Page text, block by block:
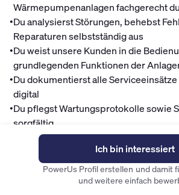
Wärmepumpenanlagen fachgerecht
•Du analysierst Störungen, behebst
Reparaturen selbstständig aus
•Du weist unsere Kunden in die
grundlegenden Funktionen der
•Du dokumentierst alle
digital
•Du pflegst Wartungsprotokolle sowie
sorgfältig
Du gehst freundlich, lösungsorientiert
mit unseren Kunden vor Ort um
Mitarbeitervorteile
Ich bin interessiert
PowerUs Profil erstellen und damit
und weitere einfach